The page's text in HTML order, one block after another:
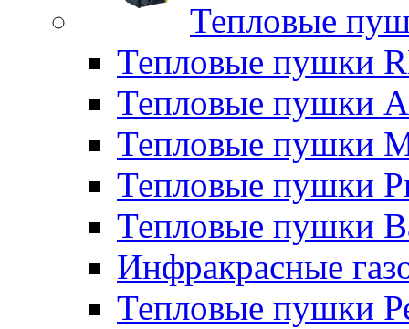
Тепловые
Тепловые пушки
Тепловые пушки
Тепловые пушки
Тепловые пушки
Тепловые пушки
Инфракрасные
Тепловые пушки